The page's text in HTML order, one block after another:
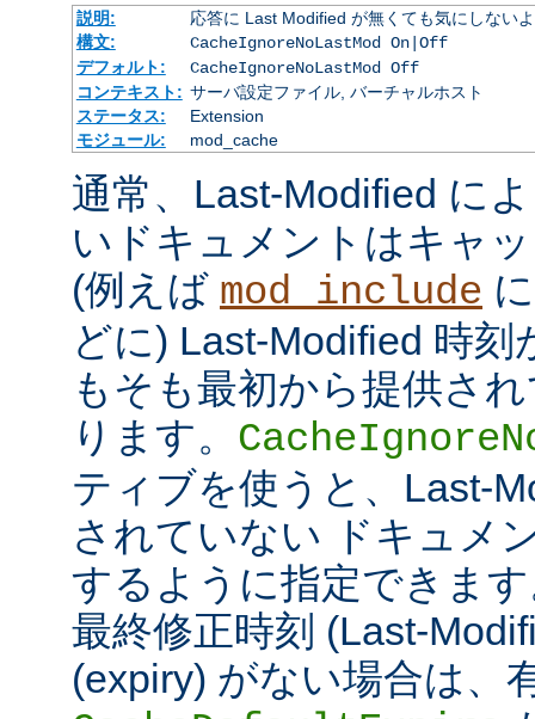
説明:
応答に Last Modified が無くても気にしない
構文:
CacheIgnoreNoLastMod On|Off
デフォルト:
CacheIgnoreNoLastMod Off
コンテキスト: サーバ設定ファイル, バーチャルホスト
ステータス:
Extension
モジュール:
mod_cache
通常、Last-Modified に
いドキュメントはキャ
(例えば mod_include
どに) Last-Modified 時
もそも最初から提供さ
ります。
ティブを使うと、Last-
されていない ドキュメ
するように指定できま
最終修正時刻 (Last-
(expiry) がない場合は、